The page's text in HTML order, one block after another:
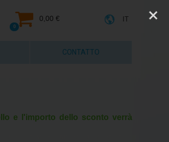
0,00 €
0
IT
CONTATTO
e l'importo dello sconto verrà